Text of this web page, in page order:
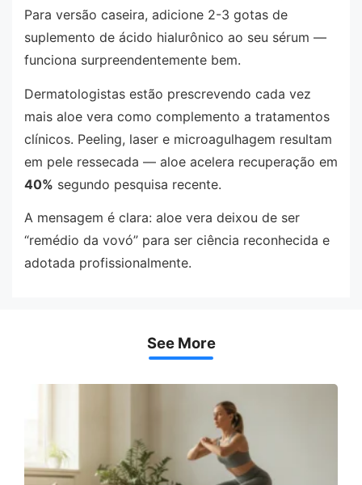
Para versão caseira, adicione 2-3 gotas de
suplemento de ácido hialurônico ao seu sérum —
funciona surpreendentemente bem.
Dermatologistas estão prescrevendo cada vez
mais aloe vera como complemento a tratamentos
clínicos. Peeling, laser e microagulhagem resultam
em pele ressecada — aloe acelera recuperação em
40% segundo pesquisa recente.
A mensagem é clara: aloe vera deixou de ser
“remédio da vovó” para ser ciência reconhecida e
adotada profissionalmente.
See More